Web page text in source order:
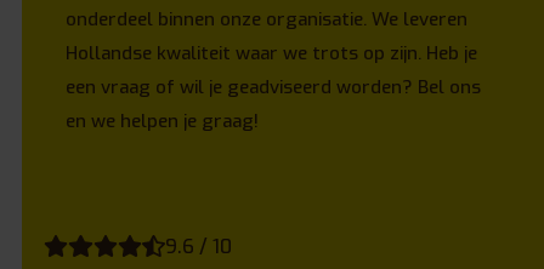
onderdeel binnen onze organisatie. We leveren
Hollandse kwaliteit waar we trots op zijn. Heb je
een vraag of wil je geadviseerd worden? Bel ons
en we helpen je graag!
9.6 / 10